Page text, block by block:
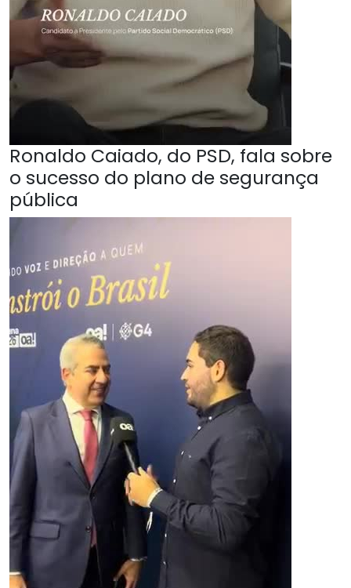
Ronaldo Caiado, do PSD, fala sobre
o sucesso do plano de segurança
pública